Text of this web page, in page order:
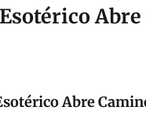
Abre